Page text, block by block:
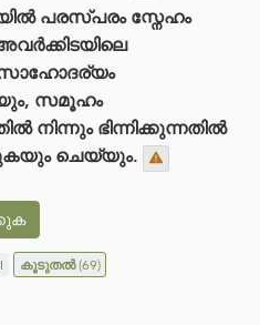
പരസ്പരം സ്നേഹം
സമൂഹം
നിന്നും ഭിന്നിക്കുന്നതിൽ
ചെയ്യും.
കൂടുതൽ(69)